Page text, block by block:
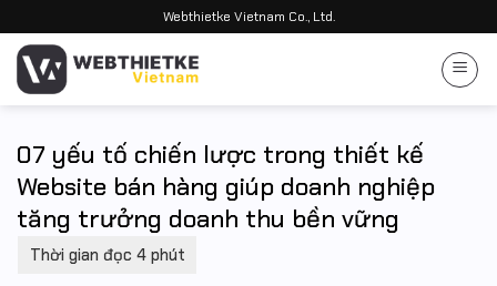
qua
dung
Webthietke Vietnam Co., Ltd.
07 yếu tố chiến lược trong thiết kế
Website bán hàng giúp doanh nghiệp
tăng trưởng doanh thu bền vững